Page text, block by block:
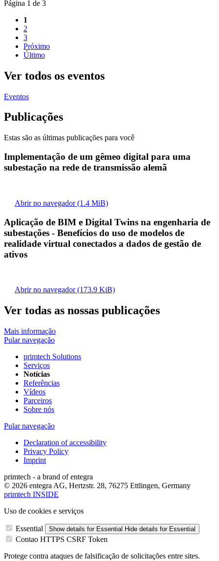
Página 1 de 3
1
2
3
Próximo
Último
Ver todos os eventos
Eventos
Publicações
Estas são as últimas publicações para você
Implementação de um gêmeo digital para uma
subestação na rede de transmissão alemã
Abrir no navegador(1.4 MiB)
Aplicação de BIM e Digital Twins na engenharia de
subestações - Benefícios do uso de modelos de
realidade virtual conectados a dados de gestão de
ativos
Abrir no navegador(173.9 KiB)
Ver todas as nossas publicações
Mais informação
Pular navegação
primtech Solutions
Serviços
Notícias
Referências
Vídeos
Parceiros
Sobre nós
Pular navegação
Declaration of accessibility
Privacy Policy
Imprint
primtech - a brand of entegra
© 2026 entegra AG, Hertzstr. 28, 76275 Ettlingen, Germany
primtech INSIDE
Uso de cookies e serviços
Essential Show details for Essential Hide details for Essential
Contao HTTPS CSRF Token
Protege contra ataques de falsificação de solicitações entre sites.